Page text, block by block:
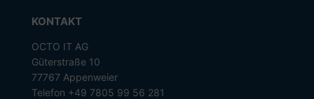
KONTAKT
OCTO IT AG
Güterstraße 10
77767 Appenweier
Telefon +49 7805 99 56 281